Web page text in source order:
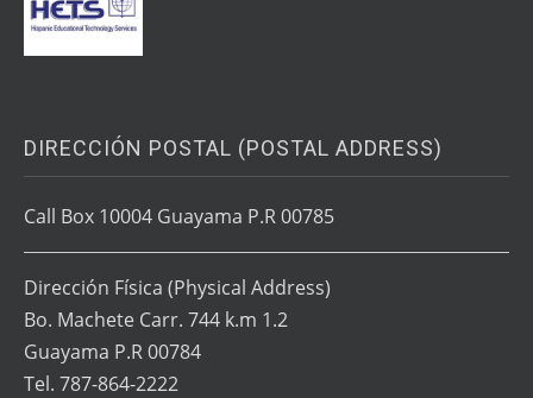
DIRECCIÓN POSTAL (POSTAL ADDRESS)
Call Box 10004 Guayama P.R 00785
Dirección Física (Physical Address)
Bo. Machete Carr. 744 k.m 1.2
Guayama P.R 00784
Tel. 787-864-2222